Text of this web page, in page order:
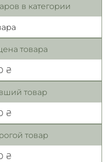
в категории
товара
₴
товар
₴
товар
₴